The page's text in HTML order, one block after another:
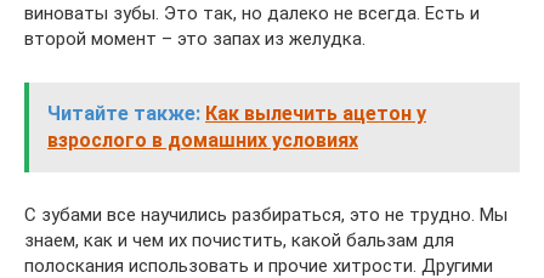
виноваты зубы. Это так, но далеко не всегда. Есть и
второй момент – это запах из желудка.
Читайте также: Как вылечить ацетон у
взрослого в домашних условиях
С зубами все научились разбираться, это не трудно. Мы
знаем, как и чем их почистить, какой бальзам для
полоскания использовать и прочие хитрости. Другими